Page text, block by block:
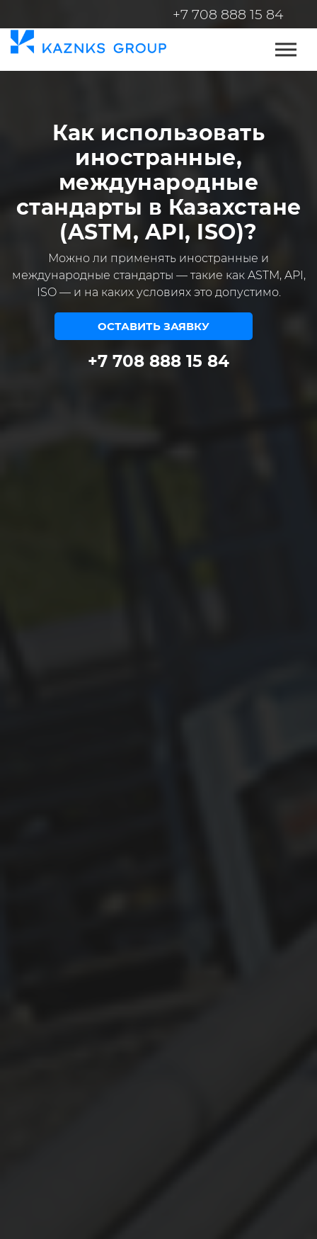
+7 708 888 15 84
ЦЕНТР НК
Как использовать
иностранные,
международные
стандарты в Казахстане
(ASTM, API, ISO)?
Можно ли применять иностранные и
международные стандарты — такие как ASTM, API,
ISO — и на каких условиях это допустимо.
ОСТАВИТЬ ЗАЯВКУ
+7 708 888 15 84